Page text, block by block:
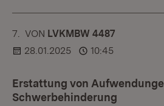
7. KOMMENTAR
VON :LVKMBW 4487
28.01.2025
10:45
Erstattung von
Schwerbehinderung